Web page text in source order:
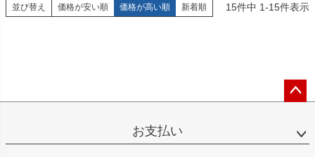
並び替え 価格が安い順 価格が高い順 新着順 15件中 1-15件表示
ップ
お支払い